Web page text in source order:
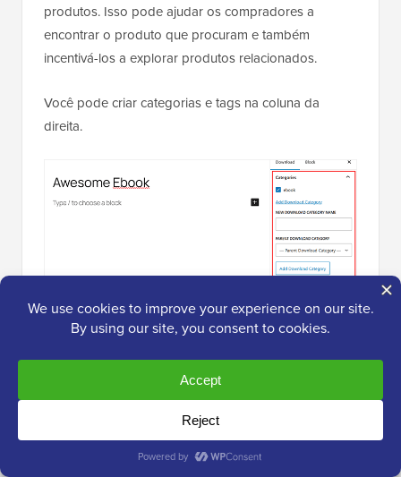
produtos. Isso pode ajudar os compradores a
encontrar o produto que procuram e também
incentivá-los a explorar produtos relacionados.
Você pode criar categorias e tags na coluna da
direita.
Por padrão, o Easy Digital Downloads oferecerá seu
produto como um download gratuito. Se você for
vender seus downloads digitais, precisará definir um